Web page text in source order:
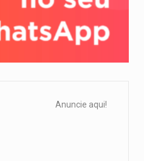
Anuncie aqui!